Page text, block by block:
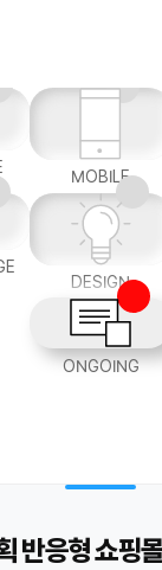
MOBILE
DESIGN
ONGOING
반응형 쇼핑